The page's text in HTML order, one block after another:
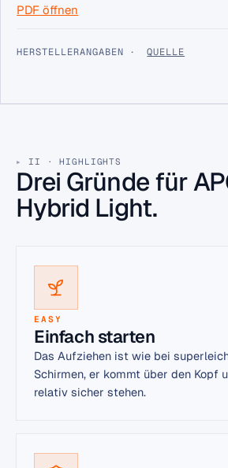
PDF öffnen
HERSTELLERANGABEN · QUELLE
II · HIGHLIGHTS
Drei Gründe für
Hybrid Light.
EASY
Einfach starten
Das Aufziehen ist wie bei
Schirmen, er kommt über den Kopf
relativ sicher stehen.